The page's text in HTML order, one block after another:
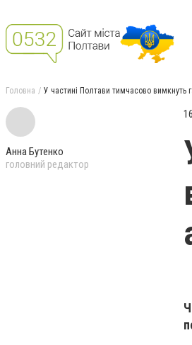
Головна У частині Полтави тимчасово вимкнуть
Анна Бутенко
головний редактор